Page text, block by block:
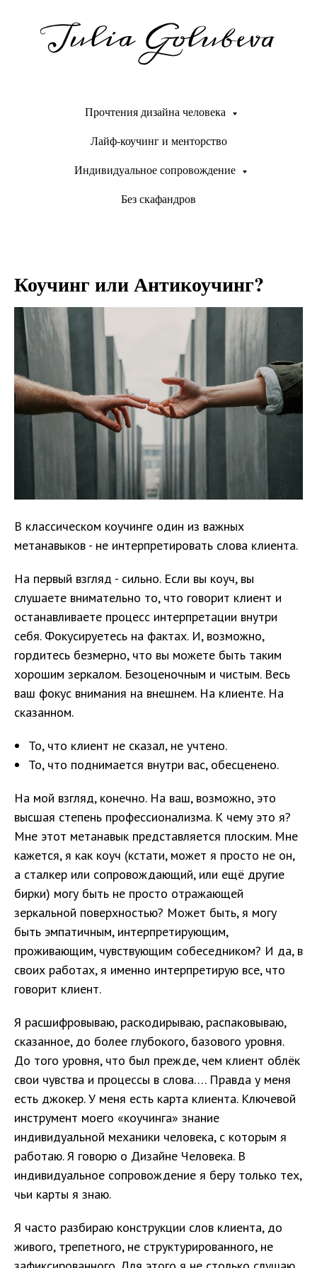
Прочтения дизайна человека
Лайф-коучинг и менторство
Индивидуальное сопровождение
Без скафандров
Коучинг или Антикоучинг?
В классическом коучинге один из важных
метанавыков - не интерпретировать слова клиента.
На первый взгляд - сильно. Если вы коуч, вы
слушаете внимательно то, что говорит клиент и
останавливаете процесс интерпретации внутри
себя. Фокусируетесь на фактах. И, возможно,
гордитесь безмерно, что вы можете быть таким
хорошим зеркалом. Безоценочным и чистым. Весь
ваш фокус внимания на внешнем. На клиенте. На
сказанном.
То, что клиент не сказал, не учтено.
То, что поднимается внутри вас, обесценено.
На мой взгляд, конечно. На ваш, возможно, это
высшая степень профессионализма. К чему это я?
Мне этот метанавык представляется плоским. Мне
кажется, я как коуч (кстати, может я просто не он,
а сталкер или сопровождающий, или ещё другие
бирки) могу быть не просто отражающей
зеркальной поверхностью? Может быть, я могу
быть эмпатичным, интерпретирующим,
проживающим, чувствующим собеседником? И да, в
своих работах, я именно интерпретирую все, что
говорит клиент.
Я расшифровываю, раскодирываю, распаковываю,
сказанное, до более глубокого, базового уровня.
До того уровня, что был прежде, чем клиент облёк
свои чувства и процессы в слова…. Правда у меня
есть джокер. У меня есть карта клиента. Ключевой
инструмент моего «коучинга» знание
индивидуальной механики человека, с которым я
работаю. Я говорю о Дизайне Человека. В
индивидуальное сопровождение я беру только тех,
чьи карты я знаю.
Я часто разбираю конструкции слов клиента, до
живого, трепетного, не структурированного, не